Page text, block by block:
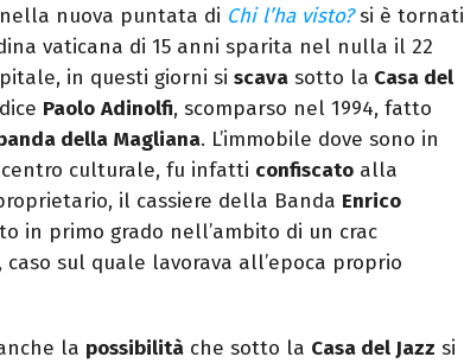
nella nuova puntata di Chi l’ha visto?si è tornati
vaticana di 15 anni sparita nel nulla il 22
in questi giorni si scava sotto la Casa del
Paolo Adinolfi, scomparso nel 1994, fatto
della Magliana. L’immobile dove sono in
centro culturale, fu infatti confiscato alla
il cassiere della Banda Enrico
in primo grado nell’ambito di un crac
sul quale lavorava all’epoca proprio
la possibilità che sotto la Casa del Jazz si